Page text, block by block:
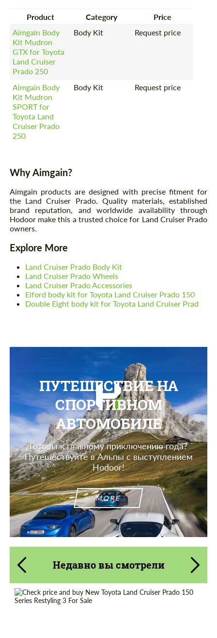
Product Category
Price
Aimgain Body
Kit Mudron
GTX for Toyota
Land Cruiser
Prado 250
Body Kit Request price
Aimgain Body
Kit Mudron
SPORT for
Toyota Land
Cruiser Prado
250
Body Kit Request price
Why Aimgain?
Aimgain products are designed with precise fitment for
the Land Cruiser Prado. Quality materials, established
brand reputation, and worldwide availability through
Hodoor make this a trusted choice for Land Cruiser Prado
owners.
Explore More
Land Cruiser Prado Body Kit
Land Cruiser Prado Wheels
Land Cruiser Prado Accessories
Elford body kit for Toyota Land Cruiser Prado 150
Double Eight body kit for Toyota Land Cruiser Prad
ПУТЕШЕСТВИЕ НА
СПОРТИВНОМ
АВТОМОБИЛЕ
Готовы к главному приключению года?
Путешествуйте в Альпы с выступлением
Hodoor!
MORE
Недавно вы смотрели